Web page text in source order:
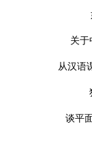
关于
从汉语
谈平